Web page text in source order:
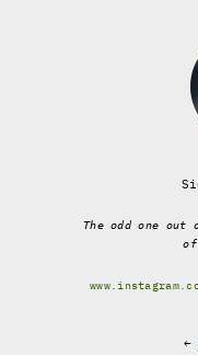
The odd one
←